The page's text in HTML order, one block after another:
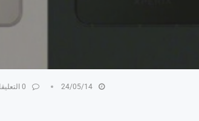
24/05/14 0 التعليقات